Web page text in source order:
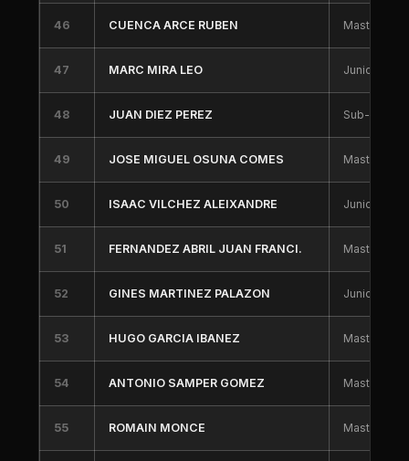
46 CUENCA ARCE RUBEN Master 40
47 MARC MIRA LEO Junior
48 JUAN DIEZ PEREZ Sub-23
49 JOSE MIGUEL OSUNA COMES Master 40
50 ISAAC VILCHEZ ALEIXANDRE Junior
51 FERNANDEZ ABRIL JUAN FRANCI. Master 30
52 GINES MARTINEZ PALAZON Junior
53 HUGO GARCIA IBANEZ Master 30
54 ANTONIO SAMPER GOMEZ Master 30
55 ROMAIN MONCE Master 50